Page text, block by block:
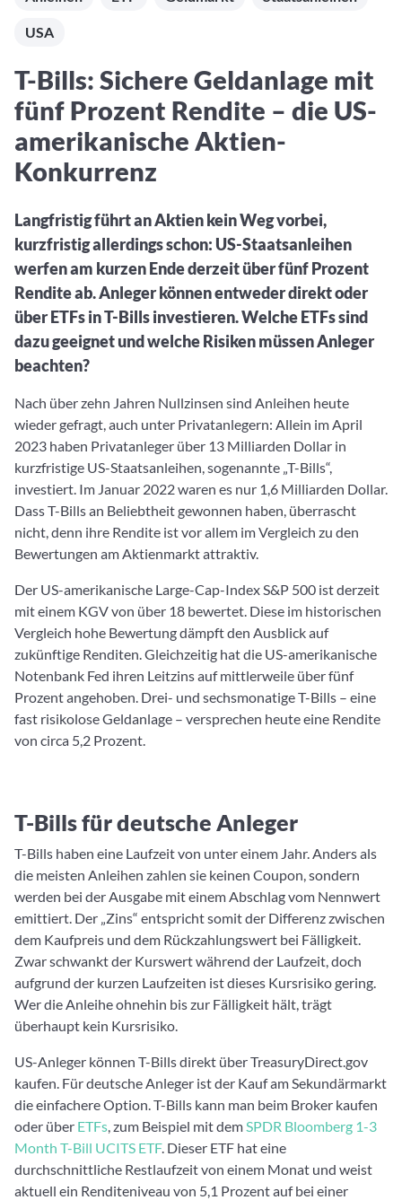
investieren Sie richtig
Aktuelle Rankings und Beiträge zu den besten Fonds aus
Fondsvergleich
Übersichtlich bis zu 10 Fonds aus über 35.000
Produkten vergleichen
Watchlist
Preis-/Performance-Alarme
3. Investieren
Portfolios
Eigene Portfolios und jene, denen Sie folgen
Community-Partner
Informationen und Beiträge unserer Community-
Partner
Webinar verpasst? Hier gibt es Aufnahmen unserer
USA
T-Bills: Sichere Geldanlage mit
fünf Prozent Rendite – die US-
amerikanische Aktien-
Konkurrenz
Langfristig führt an Aktien kein Weg vorbei,
kurzfristig allerdings schon: US-Staatsanleihen
werfen am kurzen Ende derzeit über fünf Prozent
Rendite ab. Anleger können entweder direkt oder
über ETFs in T-Bills investieren. Welche ETFs sind
dazu geeignet und welche Risiken müssen Anleger
beachten?
Nach über zehn Jahren Nullzinsen sind Anleihen heute
wieder gefragt, auch unter Privatanlegern: Allein im April
2023 haben Privatanleger über 13 Milliarden Dollar in
kurzfristige US-Staatsanleihen, sogenannte „T-Bills“,
investiert. Im Januar 2022 waren es nur 1,6 Milliarden Dollar.
Dass T-Bills an Beliebtheit gewonnen haben, überrascht
nicht, denn ihre Rendite ist vor allem im Vergleich zu den
Bewertungen am Aktienmarkt attraktiv.
Der US-amerikanische Large-Cap-Index S&P 500 ist derzeit
mit einem KGV von über 18 bewertet. Diese im historischen
Vergleich hohe Bewertung dämpft den Ausblick auf
zukünftige Renditen. Gleichzeitig hat die US-amerikanische
Notenbank Fed ihren Leitzins auf mittlerweile über fünf
Prozent angehoben. Drei- und sechsmonatige T-Bills – eine
fast risikolose Geldanlage – versprechen heute eine Rendite
von circa 5,2 Prozent.
T-Bills für deutsche Anleger
T-Bills haben eine Laufzeit von unter einem Jahr. Anders als
die meisten Anleihen zahlen sie keinen Coupon, sondern
werden bei der Ausgabe mit einem Abschlag vom Nennwert
emittiert. Der „Zins“ entspricht somit der Differenz zwischen
dem Kaufpreis und dem Rückzahlungswert bei Fälligkeit.
Zwar schwankt der Kurswert während der Laufzeit, doch
aufgrund der kurzen Laufzeiten ist dieses Kursrisiko gering.
Wer die Anleihe ohnehin bis zur Fälligkeit hält, trägt
überhaupt kein Kursrisiko.
US-Anleger können T-Bills direkt über TreasuryDirect.gov
kaufen. Für deutsche Anleger ist der Kauf am Sekundärmarkt
die einfachere Option. T-Bills kann man beim Broker kaufen
oder über ETFs, zum Beispiel mit demSPDR Bloomberg 1-3
Month T-Bill UCITS ETF. Dieser ETF hat eine
durchschnittliche Restlaufzeit von einem Monat und weist
aktuell ein Renditeniveau von 5,1 Prozent auf bei einer